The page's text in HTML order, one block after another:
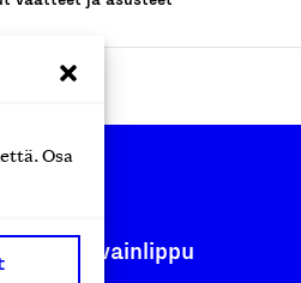
Osa
Avainlippu